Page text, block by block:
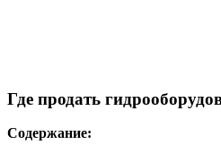
Где продать
Содержание: